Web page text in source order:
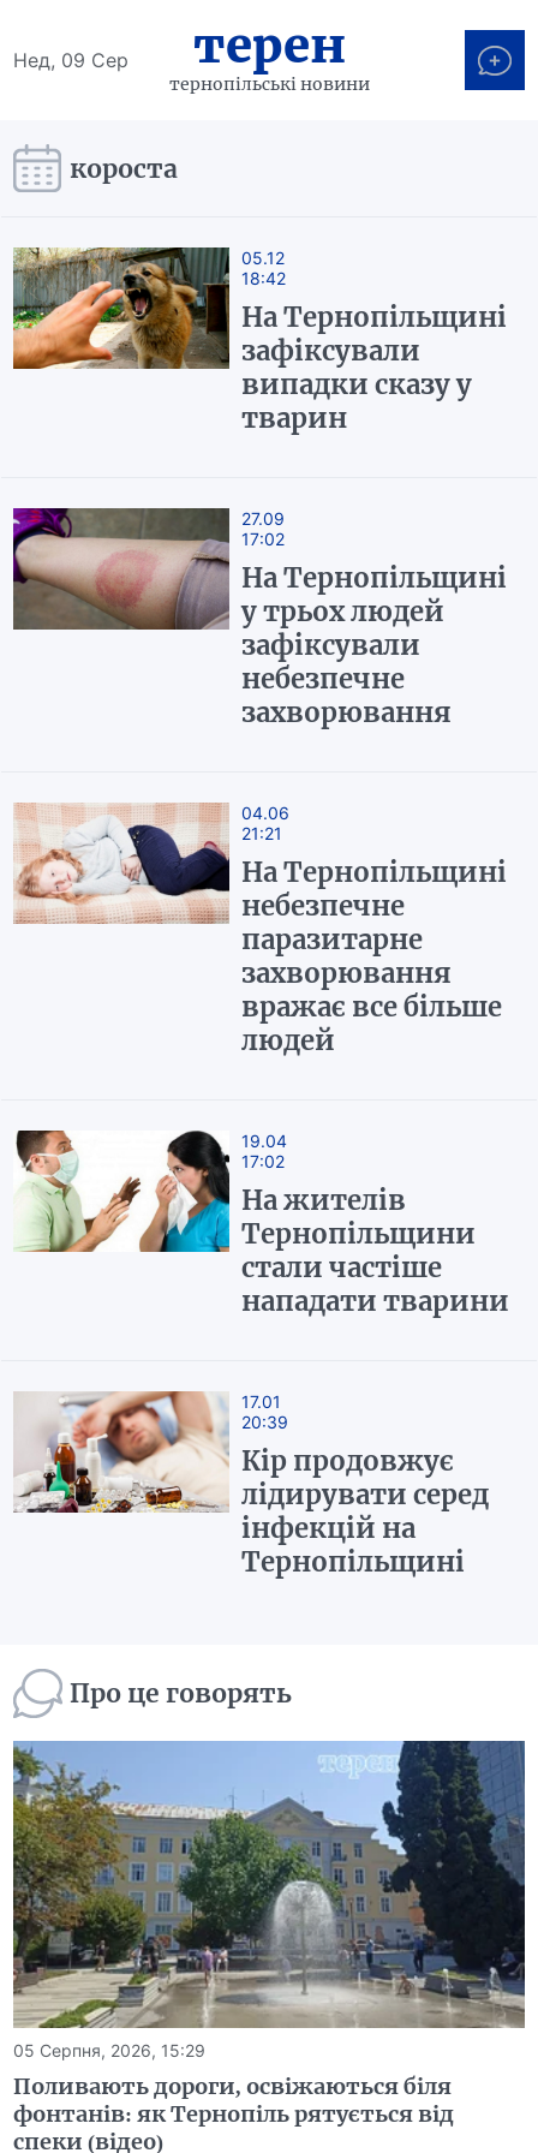
Нед, 09 Сер терен
тернопільські новини
короста
05.12
18:42
На Тернопільщині
зафіксували
випадки сказу у
тварин
27.09
17:02
На Тернопільщині
у трьох людей
зафіксували
небезпечне
захворювання
04.06
21:21
На Тернопільщині
небезпечне
паразитарне
захворювання
вражає все більше
людей
19.04
17:02
На жителів
Тернопільщини
стали частіше
нападати тварини
17.01
20:39
Кір продовжує
лідирувати серед
інфекцій на
Тернопільщині
Про це говорять
05 Серпня, 2026, 15:29
Поливають дороги, освіжаються біля
фонтанів: як Тернопіль рятується від
спеки (відео)